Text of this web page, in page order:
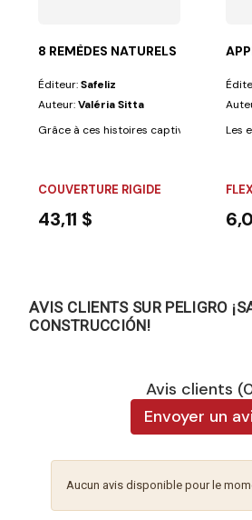
8 REMÈDES NATURELS POUR LES
Éditeur:Safeliz
Auteur:Valéria Sitta
Grâce à ces histoires captivantes, les
COUVERTURE RIGIDE
43,11 $
Les
AVIS CLIENTS SUR PELIGRO
CONSTRUCCIÓN!
Avis clients
Envoyer un
Aucun avis disponible pour le